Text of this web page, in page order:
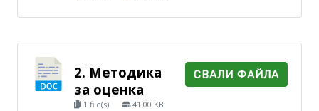
2. Методика
за оценка
1 file(s) 41.00 KB
СВАЛИ ФАЙЛА